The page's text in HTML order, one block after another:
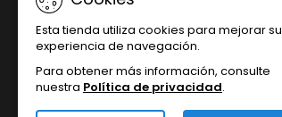
Esta tienda utiliza cookies para mejorar su
experiencia de navegación.
Para obtener más información, consulte
nuestra Política de privacidad.